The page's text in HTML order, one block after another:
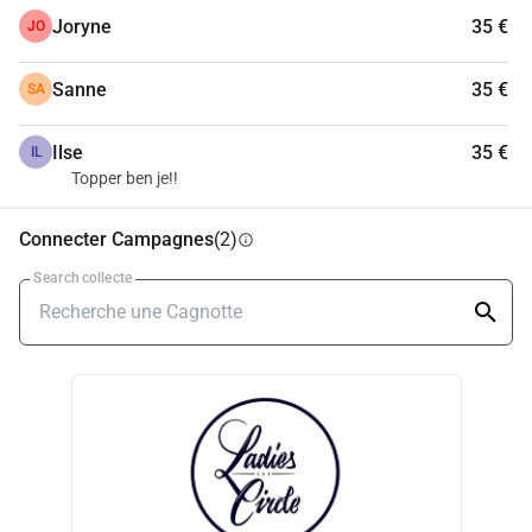
https://nsr.ladiescircle.nl/
JO Joryne 35 €
SA Sanne 35 €
IL Ilse 35 €
Topper ben je!!
Connecter Campagnes(2)info
Search collecte